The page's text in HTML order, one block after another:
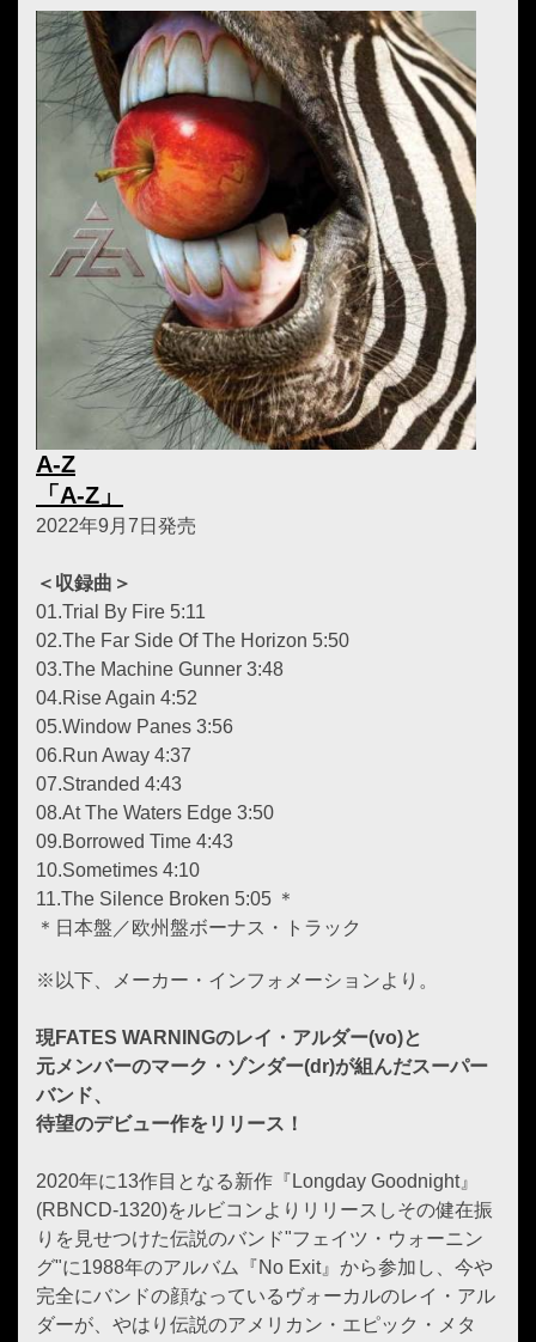
A-Z
「A-Z」
2022年9月7日発売
＜収録曲＞
01.Trial By Fire 5:11
02.The Far Side Of The Horizon 5:50
03.The Machine Gunner 3:48
04.Rise Again 4:52
05.Window Panes 3:56
06.Run Away 4:37
07.Stranded 4:43
08.At The Waters Edge 3:50
09.Borrowed Time 4:43
10.Sometimes 4:10
11.The Silence Broken 5:05 ＊
＊日本盤／欧州盤ボーナス・トラック
※以下、メーカー・インフォメーションより。
現FATES WARNINGのレイ・アルダー(vo)と
元メンバーのマーク・ゾンダー(dr)が組んだスーパー
バンド、
待望のデビュー作をリリース！
2020年に13作目となる新作『Longday Goodnight』
(RBNCD-1320)をルビコンよりリリースしその健在振
りを見せつけた伝説のバンド"フェイツ・ウォーニン
グ"に1988年のアルバム『No Exit』から参加し、今や
完全にバンドの顔なっているヴォーカルのレイ・アル
ダーが、やはり伝説のアメリカン・エピック・メタ